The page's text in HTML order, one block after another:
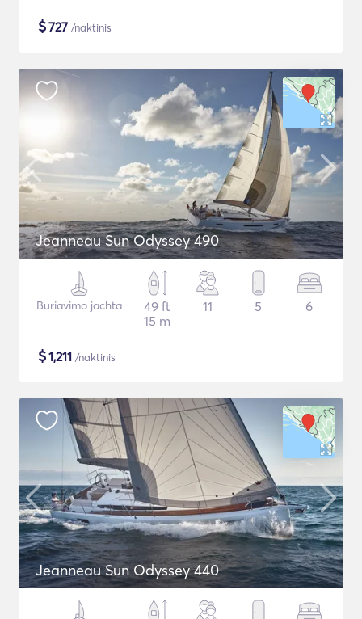
$727 /naktinis
Jeanneau Sun Odyssey 490
Buriavimo jachta
49 ft
15 m
11 5 6
$1,211 /naktinis
Jeanneau Sun Odyssey 440